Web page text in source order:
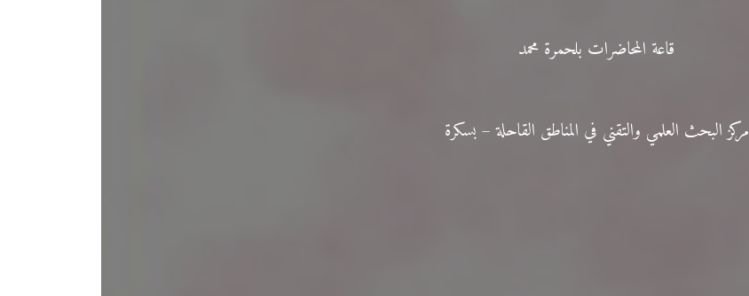
قاعة المحاضرات بلحمرة محمد
مركز البحث العلمي والتقني في المناطق القاحلة – بسكرة